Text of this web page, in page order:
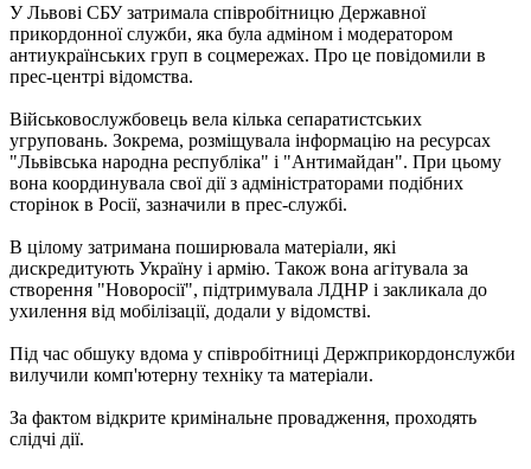
У Львові СБУ затримала співробітницю Державної
прикордонної служби, яка була адміном і модератором
антиукраїнських груп в соцмережах. Про це повідомили в
прес-центрі відомства.
Військовослужбовець вела кілька сепаратистських
угруповань. Зокрема, розміщувала інформацію на ресурсах
"Львівська народна республіка" і "Антимайдан". При цьому
вона координувала свої дії з адміністраторами подібних
сторінок в Росії, зазначили в прес-службі.
В цілому затримана поширювала матеріали, які
дискредитують Україну і армію. Також вона агітувала за
створення "Новоросії", підтримувала ЛДНР і закликала до
ухилення від мобілізації, додали у відомстві.
Під час обшуку вдома у співробітниці Держприкордонслужби
вилучили комп'ютерну техніку та матеріали.
За фактом відкрите кримінальне провадження, проходять
слідчі дії.